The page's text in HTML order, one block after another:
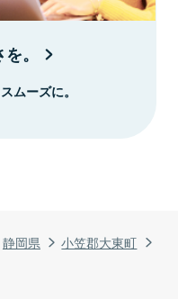
静岡県
小笠郡大東町
。
ムーズに。